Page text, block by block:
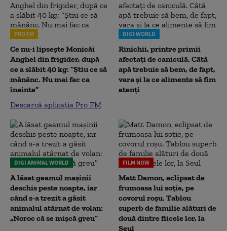
PRO FM
Ce nu-i lipsește Monicăi
Anghel din frigider, după
ce a slăbit 40 kg: “Știu ce să
mănânc. Nu mai fac ca
înainte”
Descarcă aplicația Pro FM
DIGI WORLD
Rinichii, printre primii
afectați de caniculă. Câtă
apă trebuie să bem, de fapt,
vara și la ce alimente să fim
atenți
DIGI ANIMAL WORLD
A lăsat geamul mașinii
deschis peste noapte, iar
când s-a trezit a găsit
animalul atârnat de volan:
„Noroc că se mișcă greu”
FILM NOW
Matt Damon, eclipsat de
frumoasa lui soție, pe
covorul roșu. Tablou
superb de familie alături de
două dintre fiicele lor, la
Seul